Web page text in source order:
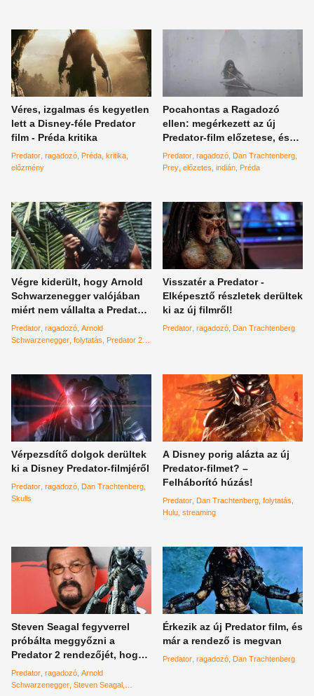
Véres, izgalmas és kegyetlen
lett a Disney-féle Predator
film - Préda kritika
Predator ragadozó Préda kritika
előzmény
Pocahontas a Ragadozó
ellen: megérkezett az új
Predator-film előzetese, és
rendesen odacsap
Predator ragadozó Dan Trachtenberg
Prey előzetes indián Préda
Végre kiderült, hogy Arnold
Schwarzenegger valójában
miért nem vállalta a Predator
folytatását
Predator ragadozó Arnold
Schwarzenegger folytatás
Predator 2
Visszatér a Predator -
Elképesztő részletek derültek
ki az új filmről!
Predator ragadozó Dan Trachtenberg
Vérpezsdítő dolgok derültek
ki a Disney Predator-filmjéről
Predator ragadozó Dan Trachtenberg
Skulls
A Disney porig alázta az új
Predator-filmet? –
Felháborító húzás!
Predator Dan Trachtenberg folytatás
Hulu streaming
Steven Seagal fegyverrel
próbálta meggyőzni a
Predator 2 rendezőjét, hogy
adja neki a főszerepet
Predator ragadozó Arnold
Schwarzenegger Steven Seagal
Érkezik az új Predator film, és
már a rendező is megvan
Predator ragadozó Dan Trachtenberg